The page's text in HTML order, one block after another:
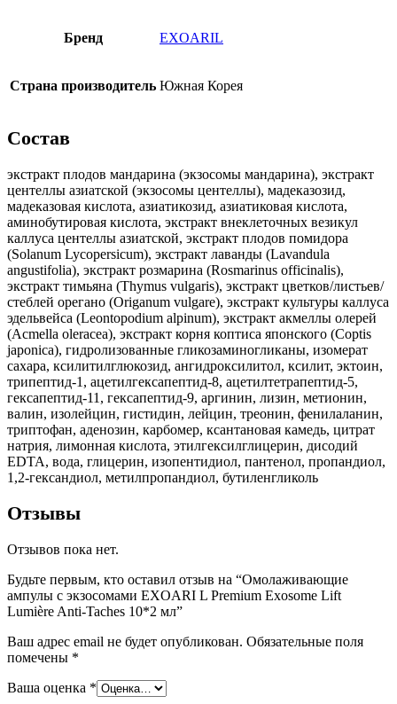
Бренд EXOARIL
Страна производитель Южная Корея
Состав
экстракт плодов мандарина (экзосомы мандарина), экстракт
центеллы азиатской (экзосомы центеллы), мадеказозид,
мадеказовая кислота, азиатикозид, азиатиковая кислота,
аминобутировая кислота, экстракт внеклеточных везикул
каллуса центеллы азиатской, экстракт плодов помидора
(Solanum Lycopersicum), экстракт лаванды (Lavandula
angustifolia), экстракт розмарина (Rosmarinus officinalis),
экстракт тимьяна (Thymus vulgaris), экстракт цветков/листьев/
стеблей орегано (Origanum vulgare), экстракт культуры каллуса
эдельвейса (Leontopodium alpinum), экстракт акмеллы олерей
(Acmella oleracea), экстракт корня коптиса японского (Coptis
japonica), гидролизованные гликозаминогликаны, изомерат
сахара, ксилитилглюкозид, ангидроксилитол, ксилит, эктоин,
трипептид-1, ацетилгексапептид-8, ацетилтетрапептид-5,
гексапептид-11, гексапептид-9, аргинин, лизин, метионин,
валин, изолейцин, гистидин, лейцин, треонин, фенилаланин,
триптофан, аденозин, карбомер, ксантановая камедь, цитрат
натрия, лимонная кислота, этилгексилглицерин, дисодий
EDTA, вода, глицерин, изопентидиол, пантенол, пропандиол,
1,2-гександиол, метилпропандиол, бутиленгликоль
Отзывы
Отзывов пока нет.
Будьте первым, кто оставил отзыв на “Омолаживающие
ампулы с экзосомами EXOARI L Premium Exosome Lift
Lumière Anti-Taches 10*2 мл”
Ваш адрес email не будет опубликован. Обязательные поля
помечены *
Ваша оценка *